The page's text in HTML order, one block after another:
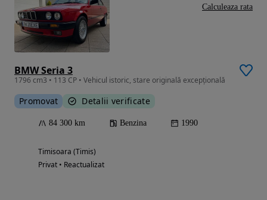
BMW Seria 3
1796 cm3 • 113 CP • Vehicul istoric, stare originală excepțională
Promovat Detalii verificate
84 300 km Benzina 1990
Timisoara (Timis)
Privat • Reactualizat
Calculeaza rata